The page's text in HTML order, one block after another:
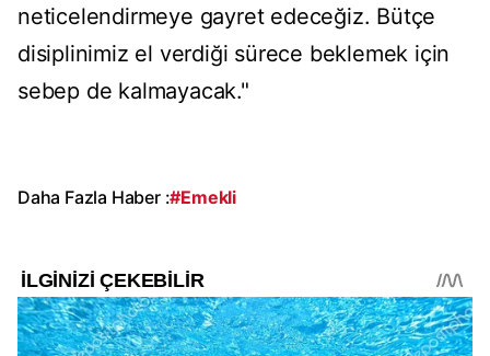
neticelendirmeye gayret edeceğiz. Bütçe
disiplinimiz el verdiği sürece beklemek için
sebep de kalmayacak."
Daha Fazla Haber :#Emekli